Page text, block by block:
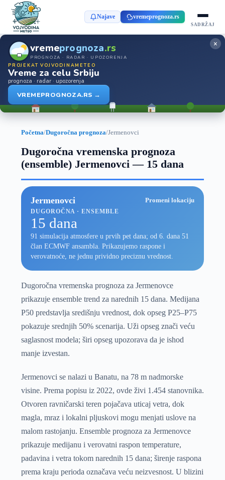
Najave vremeprognoza.rs
SADRŽAJ
vremeprognoza.rs
PROGNOZA · RADAR · UPOZORENJA
PROJEKAT VOJVODINAMETEO
Vreme za celu Srbiju
prognoza · radar · upozorenja
VREMEPROGNOZA.RS →
×
Početna/Dugoročna prognoza/Jermenovci
Dugoročna vremenska prognoza
(ensemble) Jermenovci — 15 dana
Jermenovci Promeni lokaciju
DUGOROČNA · ENSEMBLE
15 dana
91 simulacija atmosfere u prvih pet dana; od 6. dana 51
član ECMWF ansambla. Prikazujemo raspone i
verovatnoće, ne jednu prividno preciznu vrednost.
Dugoročna vremenska prognoza za Jermenovce
prikazuje ensemble trend za narednih 15 dana. Medijana
P50 predstavlja središnju vrednost, dok opseg P25–P75
pokazuje srednjih 50% scenarija. Uži opseg znači veću
saglasnost modela; širi opseg upozorava da je ishod
manje izvestan.
Jermenovci se nalazi u Banatu, na 78 m nadmorske
visine. Prema popisu iz 2022, ovde živi 1.454 stanovnika.
Otvoren ravničarski teren pojačava uticaj vetra, dok
magla, mraz i lokalni pljuskovi mogu menjati uslove na
malom rastojanju. Ensemble prognoza za Jermenovce
prikazuje medijanu i verovatni raspon temperature,
padavina i vetra tokom narednih 15 dana; širenje raspona
prema kraju perioda označava veću neizvesnost. U blizini